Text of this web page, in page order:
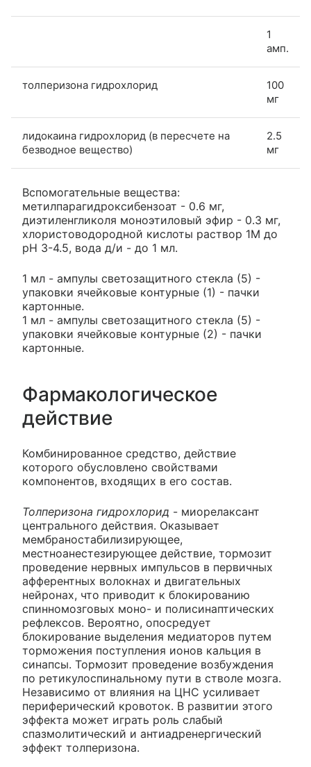
1
амп.
толперизона гидрохлорид
100
мг
лидокаина гидрохлорид (в пересчете на
безводное вещество)
2.5
мг
Вспомогательные вещества:
метилпарагидроксибензоат - 0.6 мг,
диэтиленгликоля моноэтиловый эфир - 0.3 мг,
хлористоводородной кислоты раствор 1М до
pH 3-4.5, вода д/и - до 1 мл.
1 мл - ампулы светозащитного стекла (5) -
упаковки ячейковые контурные (1) - пачки
картонные.
1 мл - ампулы светозащитного стекла (5) -
упаковки ячейковые контурные (2) - пачки
картонные.
Фармакологическое
действие
Комбинированное средство, действие
которого обусловлено свойствами
компонентов, входящих в его состав.
Толперизона гидрохлорид - миорелаксант
центрального действия. Оказывает
мембраностабилизирующее,
местноанестезирующее действие, тормозит
проведение нервных импульсов в первичных
афферентных волокнах и двигательных
нейронах, что приводит к блокированию
спинномозговых моно- и полисинаптических
рефлексов. Вероятно, опосредует
блокирование выделения медиаторов путем
торможения поступления ионов кальция в
синапсы. Тормозит проведение возбуждения
по ретикулоспинальному пути в стволе мозга.
Независимо от влияния на ЦНС усиливает
периферический кровоток. В развитии этого
эффекта может играть роль слабый
спазмолитический и антиадренергический
эффект толперизона.